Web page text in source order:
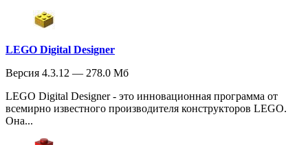
LEGO Digital Designer
Версия 4.3.12 — 278.0 Мб
LEGO Digital Designer - это инновационная программа от
всемирно известного производителя конструкторов LEGO.
Она...